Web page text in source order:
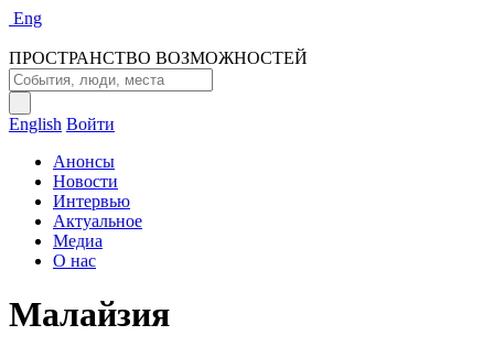
Eng
ПРОСТРАНСТВО ВОЗМОЖНОСТЕЙ
English Войти
Анонсы
Новости
Интервью
Актуальное
Медиа
О нас
Малайзия